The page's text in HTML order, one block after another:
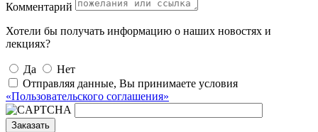
Комментарий
Хотели бы получать информацию о наших новостях и
лекциях?
Да
Нет
Отправляя данные, Вы принимаете условия
«Пользовательского соглашения»
Заказать